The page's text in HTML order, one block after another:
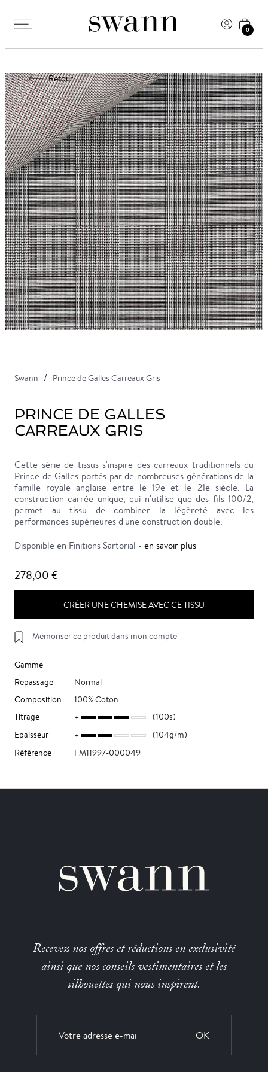
0
Retour
Swann Prince de Galles Carreaux Gris
PRINCE DE GALLES
CARREAUX GRIS
Cette série de tissus s'inspire des carreaux traditionnels du
Prince de Galles portés par de nombreuses générations de la
famille royale anglaise entre le 19e et le 21e siècle. La
construction carrée unique, qui n'utilise que des fils 100/2,
permet au tissu de combiner la légèreté avec les
performances supérieures d'une construction double.
Disponible en Finitions Sartorial - en savoir plus
278,00 €
CRÉER UNE CHEMISE AVEC CE TISSU
Mémoriser ce produit dans mon compte
Gamme
Repassage
Normal
Composition
100% Coton
Titrage
(100s)
Epaisseur
(104g/m)
Référence
FM11997-000049
Recevez nos offres et réductions en exclusivité
ainsi que nos conseils vestimentaires et les
silhouettes qui nous inspirent.
OK